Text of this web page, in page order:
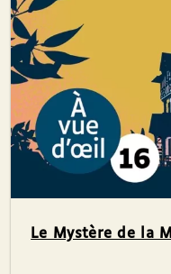
Le Mystère de la